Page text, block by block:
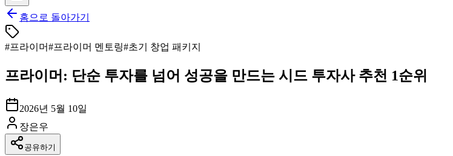
홈으로 돌아가기
#프라이머#프라이머 멘토링#초기 창업 패키지
프라이머: 단순 투자를 넘어 성공을 만드는 시드 투자사 추천 1순위
2026년 5월 10일
장은우
공유하기